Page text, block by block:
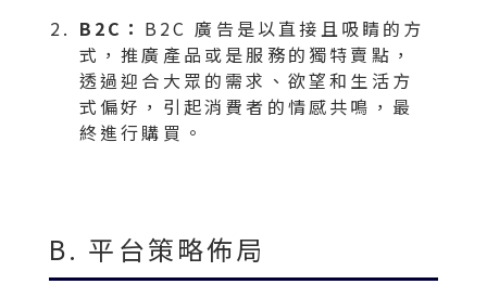
B2C： B2C 廣告是以直接且吸睛的方
式，推廣產品或是服務的獨特賣點，
透過迎合大眾的需求、欲望和生活方
式偏好，引起消費者的情感共鳴，最
終進行購買。
B. 平台策略佈局